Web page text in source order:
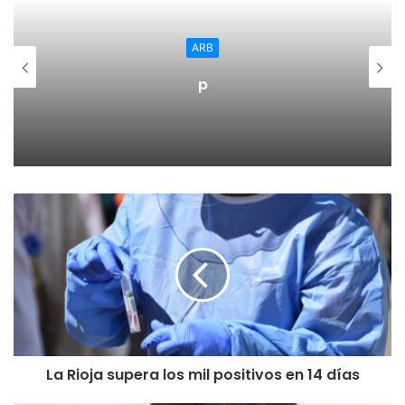
medalla que se consiga en los Juegos de Tokio, se
compensará con 70.000 euros en el caso de la medalla de
oro (por 30.000 en los juegos de río), la plata con 35.000
mismo año hasta 48 millones de euros para modernizar
centros de tecnificación y de alto rendimiento por toda
España. En esa modernización hemos situado como uno
de los principales objetivos el de mejorar la accesibilidad
para que vosotros lo tengáis un poco más fácil. Porque
promover la inclusión, vuestra inclusión, es un deber para
este Gobierno”.
Franco finalizó su intervención anunciando que “asistiré
ARB
p
La Rioja supera los mil positivos en 14 días